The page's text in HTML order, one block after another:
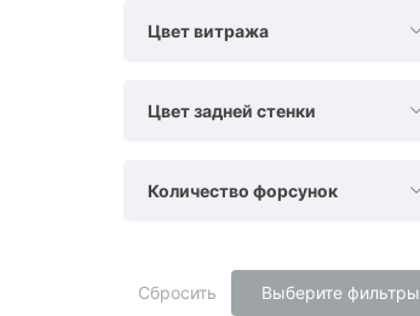
Цвет витража
Цвет задней стенки
Количество форсунок
Сбросить Выберите фильтры